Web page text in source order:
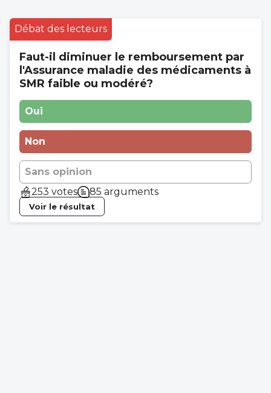
Débat des lecteurs
Faut-il diminuer le remboursement par
l'Assurance maladie des médicaments à
SMR faible ou modéré?
Oui
Non
Sans opinion
253 votes
85 arguments
Voir le résultat